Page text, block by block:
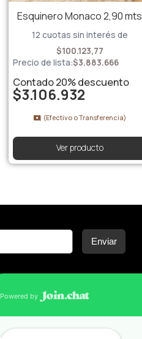
Esquinero Monaco 2,90 mts
12 cuotas sin interés de
$100.123,77
Precio de lista:$3.883.666
Contado20%descuento
$3.106.932
(Efectivo o Transferencia)
Ver producto
Enviar
+54 261 341 9703
Powered by